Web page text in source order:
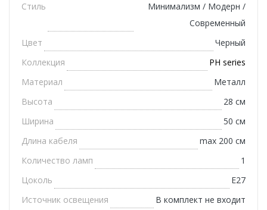
Стиль
Минимализм / Модерн /
Современный
Цвет
Черный
Коллекция
PH series
Материал
Металл
Высота
28 см
Ширина
50 см
Длина кабеля
max 200 см
Количество ламп
1
Цоколь
E27
Источник освещения
В комплект не входит